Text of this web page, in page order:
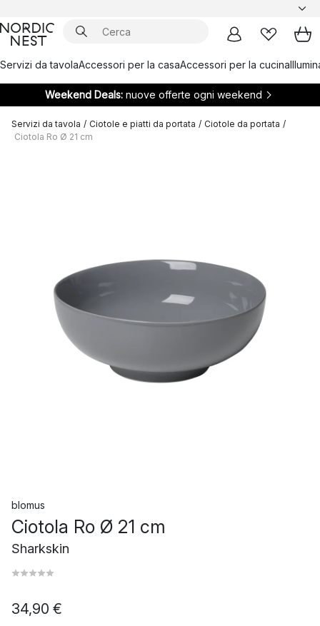
Servizi da tavolaAccessori per la casaAccessori per la cucina
Weekend Deals: nuove offerte ogni weekend
Servizi da tavola / Ciotole e piatti da portata / Ciotole da portata /
Ciotola Ro Ø 21 cm
blomus
Ciotola Ro Ø 21 cm
Sharkskin
34,90 €